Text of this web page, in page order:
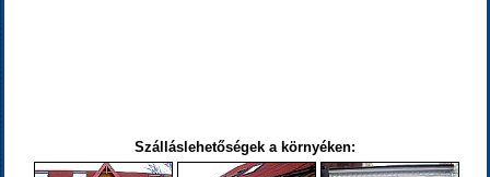
Szálláslehetőségek a környéken: